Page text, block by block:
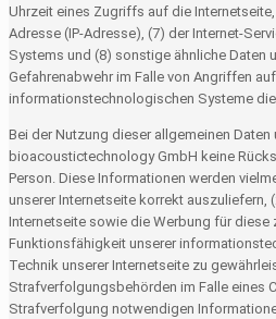
Uhrzeit eines Zugriffs auf die
Adresse (IP-Adresse), (7) der Internet-
Systems und (8) sonstige ähnliche Daten
Gefahrenabwehr im Falle von Angriffen
informationstechnologischen Systeme
Bei der Nutzung dieser allgemeinen
bioacoustictechnology GmbH keine
Person. Diese Informationen werden
unserer Internetseite korrekt auszuliefern,
Internetseite sowie die Werbung für
Funktionsfähigkeit unserer
Technik unserer Internetseite zu
Strafverfolgungsbehörden im Falle eines
Strafverfolgung notwendigen